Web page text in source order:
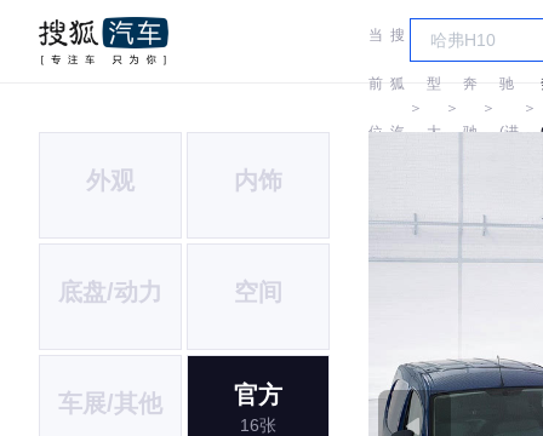
当
前
位
搜
狐
汽
＞
车
型
大
＞
奔
驰
＞
驰
(进
＞
外观 内饰
底盘/动力 空间
车展/其他 官方
16张